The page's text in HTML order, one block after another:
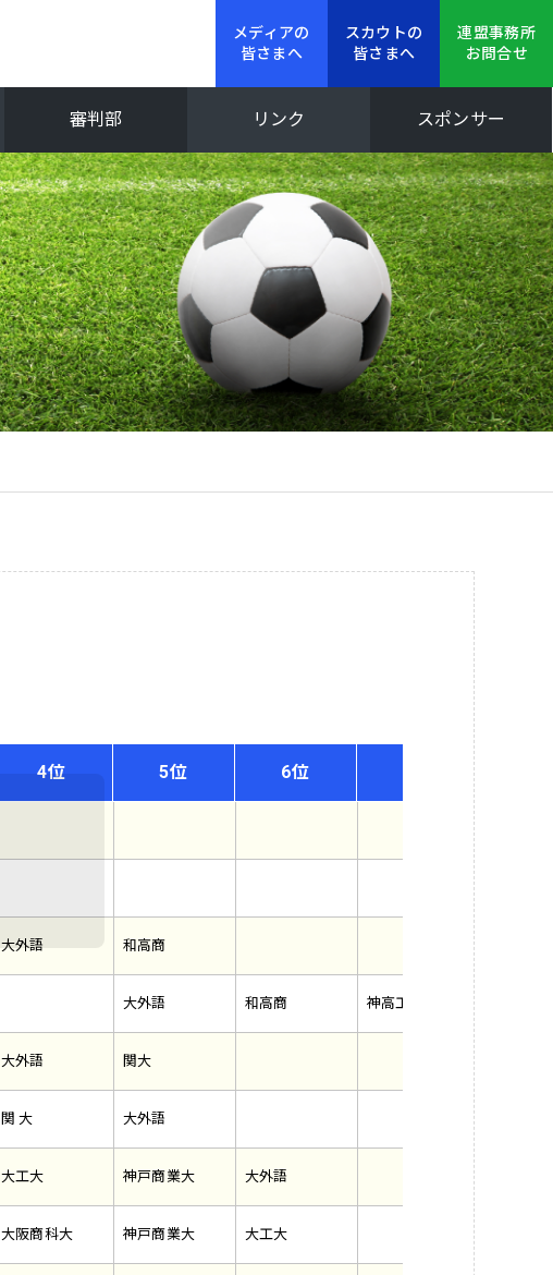
メディアの
皆さまへ
スカウトの
皆さまへ
連盟事務所
お問合せ
新人大会 Iリーグ
審判部 リンク スポンサー
4位 5位 6位
大外語 和高商
大外語 和高商 神高工
大外語 関大
関 大 大外語
大工大 神戸商業大 大外語
大阪商科大 神戸商業大 大工大